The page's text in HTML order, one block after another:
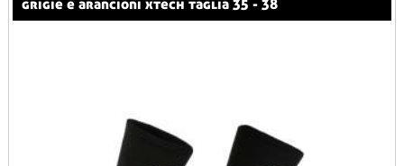
grigie e arancioni xtech taglia 35 - 38